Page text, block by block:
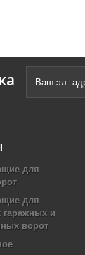
для
для
гаражных и
ворот